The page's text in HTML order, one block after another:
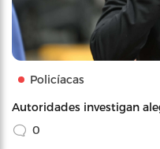
Policíacas
Autoridades investigan
0